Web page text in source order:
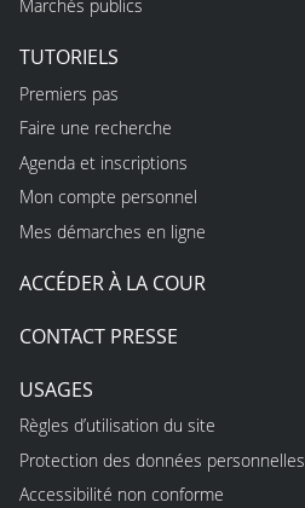
Marchés publics
TUTORIELS
Premiers pas
Faire une recherche
Agenda et inscriptions
Mon compte personnel
Mes démarches en ligne
ACCÉDER À LA COUR
CONTACT PRESSE
USAGES
Règles d’utilisation du site
Protection des données personnelles
Accessibilité non conforme